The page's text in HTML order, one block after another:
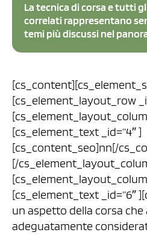
La tecnica di corsa e tutti
correlati rappresentano
temi più discussi nel
[cs_element_layout_row
[cs_element_text _id=”4″ ]
[cs_content_seo]nn[/
[/
[cs_element_text _id=”6″
un aspetto della corsa
adeguatamente